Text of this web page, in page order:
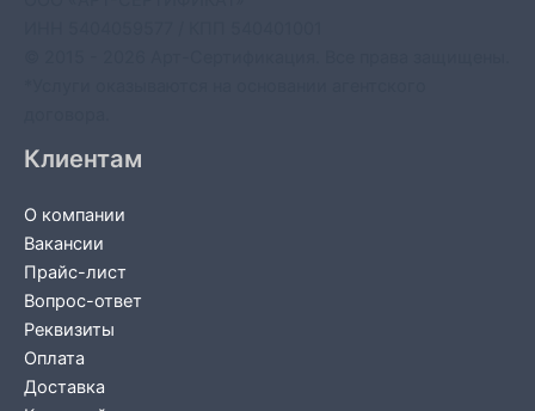
Клиентам
О компании
Вакансии
Прайс-лист
Вопрос-ответ
Реквизиты
Оплата
Доставка